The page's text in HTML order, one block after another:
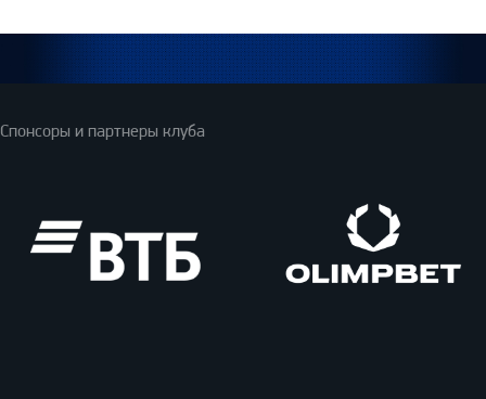
Спонсоры и партнеры клуба